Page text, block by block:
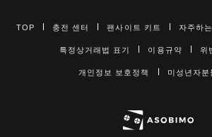
TOP 충전 센터 팬사이트 키트 자주하
특정상거래법 표기 이용규약 위
개인정보 보호정책 미성년자분